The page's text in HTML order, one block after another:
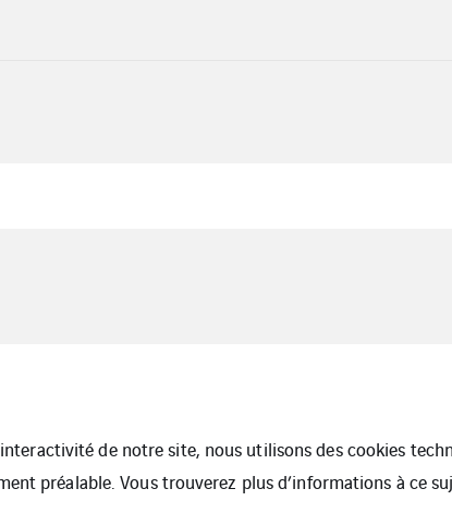
de notre site, nous utilisons des cookies
préalable. Vous trouverez plus d’informations à ce